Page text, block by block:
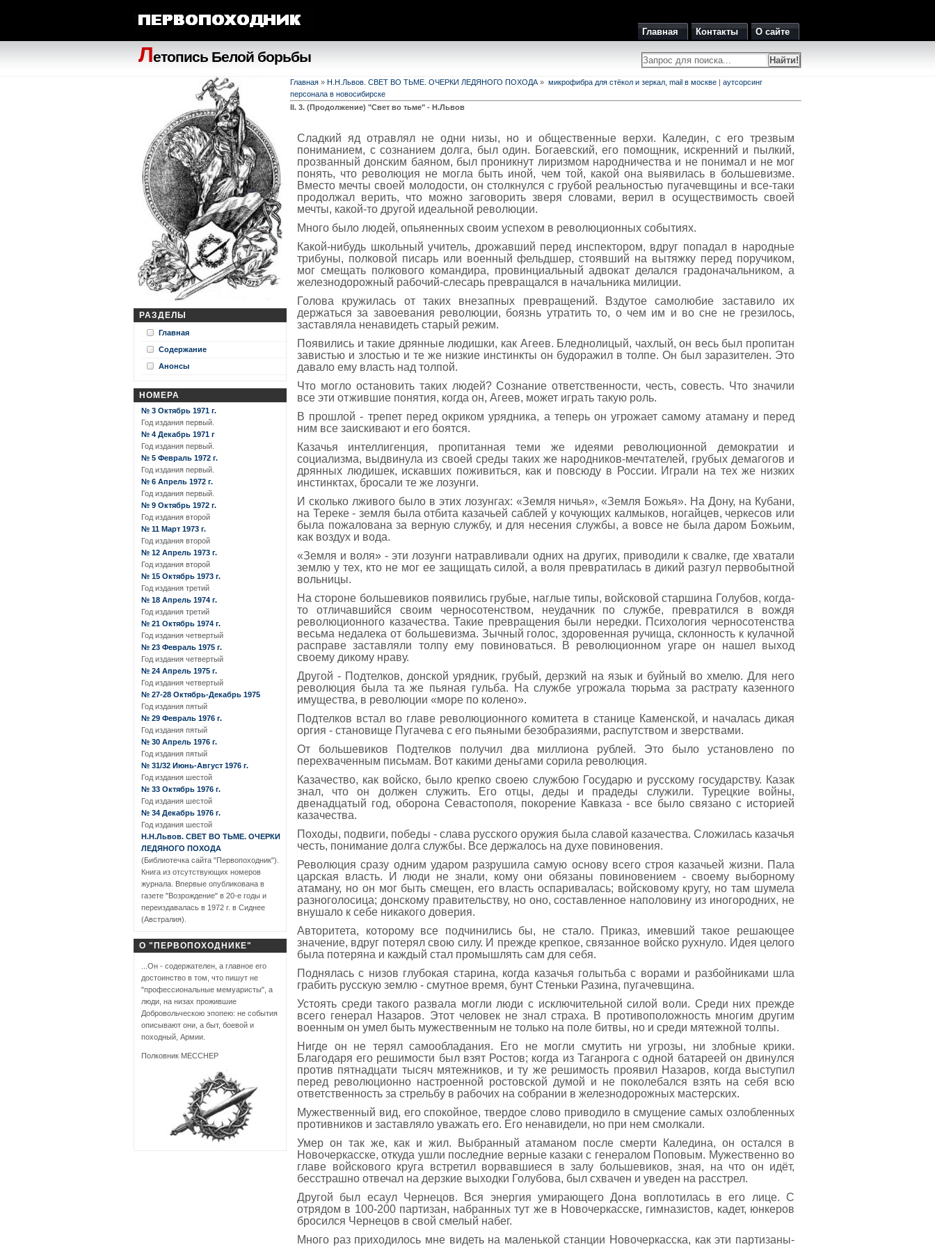
Главная Контакты О сайте
Летопись Белой борьбы
Главная » Н.Н.Львов. СВЕТ ВО ТЬМЕ. ОЧЕРКИ ЛЕДЯНОГО ПОХОДА » микрофибра для стёкол и зеркал, mail в москве | аутсорсинг
персонала в новосибирске
II. 3. (Продолжение) "Свет во тьме" - Н.Львов
Сладкий яд отравлял не одни низы, но и общественные верхи. Каледин, с его трезвым
пониманием, с сознанием долга, был один. Богаевский, его помощник, искренний и пылкий,
прозванный донским баяном, был проникнут лиризмом народничества и не понимал и не мог
понять, что революция не могла быть иной, чем той, какой она выявилась в большевизме.
Вместо мечты своей молодости, он столкнулся с грубой реальностью пугачевщины и все-таки
продолжал верить, что можно заговорить зверя словами, верил в осуществимость своей
мечты, какой-то другой идеальной революции.
Много было людей, опьяненных своим успехом в революционных событиях.
Какой-нибудь школьный учитель, дрожавший перед инспектором, вдруг попадал в народные
трибуны, полковой писарь или военный фельдшер, стоявший на вытяжку перед поручиком,
мог смещать полкового командира, провинциальный адвокат делался градоначальником, а
железнодорожный рабочий-слесарь превращался в начальника милиции.
Голова кружилась от таких внезапных превращений. Вздутое самолюбие заставило их
держаться за завоевания революции, боязнь утратить то, о чем им и во сне не грезилось,
заставляла ненавидеть старый режим.
Появились и такие дрянные людишки, как Агеев. Бледнолицый, чахлый, он весь был пропитан
завистью и злостью и те же низкие инстинкты он будоражил в толпе. Он был заразителен. Это
давало ему власть над толпой.
Что могло остановить таких людей? Сознание ответственности, честь, совесть. Что значили
все эти отжившие понятия, когда он, Агеев, может играть такую роль.
В прошлой - трепет перед окриком урядника, а теперь он угрожает самому атаману и перед
ним все заискивают и его боятся.
Казачья интеллигенция, пропитанная теми же идеями революционной демократии и
социализма, выдвинула из своей среды таких же народников-мечтателей, грубых демагогов и
дрянных людишек, искавших поживиться, как и повсюду в России. Играли на тех же низких
инстинктах, бросали те же лозунги.
И сколько лживого было в этих лозунгах: «Земля ничья», «Земля Божья». На Дону, на Кубани,
на Тереке - земля была отбита казачьей саблей у кочующих калмыков, ногайцев, черкесов или
была пожалована за верную службу, и для несения службы, а вовсе не была даром Божьим,
как воздух и вода.
«Земля и воля» - эти лозунги натравливали одних на других, приводили к свалке, где хватали
землю у тех, кто не мог ее защищать силой, а воля превратилась в дикий разгул первобытной
вольницы.
На стороне большевиков появились грубые, наглые типы, войсковой старшина Голубов, когда-
то отличавшийся своим черносотенством, неудачник по службе, превратился в вождя
революционного казачества. Такие превращения были нередки. Психология черносотенства
весьма недалека от большевизма. Зычный голос, здоровенная ручища, склонность к кулачной
расправе заставляли толпу ему повиноваться. В революционном угаре он нашел выход
своему дикому нраву.
Другой - Подтелков, донской урядник, грубый, дерзкий на язык и буйный во хмелю. Для него
революция была та же пьяная гульба. На службе угрожала тюрьма за растрату казенного
имущества, в революции «море по колено».
Подтелков встал во главе революционного комитета в станице Каменской, и началась дикая
оргия - становище Пугачева с его пьяными безобразиями, распутством и зверствами.
От большевиков Подтелков получил два миллиона рублей. Это было установлено по
перехваченным письмам. Вот какими деньгами сорила революция.
Казачество, как войско, было крепко своею службою Государю и русскому государству. Казак
знал, что он должен служить. Его отцы, деды и прадеды служили. Турецкие войны,
двенадцатый год, оборона Севастополя, покорение Кавказа - все было связано с историей
казачества.
Походы, подвиги, победы - слава русского оружия была славой казачества. Сложилась казачья
честь, понимание долга службы. Все держалось на духе повиновения.
Революция сразу одним ударом разрушила самую основу всего строя казачьей жизни. Пала
царская власть. И люди не знали, кому они обязаны повиновением - своему выборному
атаману, но он мог быть смещен, его власть оспаривалась; войсковому кругу, но там шумела
разноголосица; донскому правительству, но оно, составленное наполовину из иногородних, не
внушало к себе никакого доверия.
Авторитета, которому все подчинились бы, не стало. Приказ, имевший такое решающее
значение, вдруг потерял свою силу. И прежде крепкое, связанное войско рухнуло. Идея целого
была потеряна и каждый стал промышлять сам для себя.
Поднялась с низов глубокая старина, когда казачья голытьба с ворами и разбойниками шла
грабить русскую землю - смутное время, бунт Стеньки Разина, пугачевщина.
Устоять среди такого развала могли люди с исключительной силой воли. Среди них прежде
всего генерал Назаров. Этот человек не знал страха. В противоположность многим другим
военным он умел быть мужественным не только на поле битвы, но и среди мятежной толпы.
Нигде он не терял самообладания. Его не могли смутить ни угрозы, ни злобные крики.
Благодаря его решимости был взят Ростов; когда из Таганрога с одной батареей он двинулся
против пятнадцати тысяч мятежников, и ту же решимость проявил Назаров, когда выступил
перед революционно настроенной ростовской думой и не поколебался взять на себя всю
ответственность за стрельбу в рабочих на собрании в железнодорожных мастерских.
Мужественный вид, его спокойное, твердое слово приводило в смущение самых озлобленных
противников и заставляло уважать его. Его ненавидели, но при нем смолкали.
Умер он так же, как и жил. Выбранный атаманом после смерти Каледина, он остался в
Новочеркасске, откуда ушли последние верные казаки с генералом Поповым. Мужественно во
главе войскового круга встретил ворвавшиеся в залу большевиков, зная, на что он идёт,
бесстрашно отвечал на дерзкие выходки Голубова, был схвачен и уведен на расстрел.
Другой был есаул Чернецов. Вся энергия умирающего Дона воплотилась в его лице. С
отрядом в 100-200 партизан, набранных тут же в Новочеркасске, гимназистов, кадет, юнкеров
бросился Чернецов в свой смелый набег.
Много раз приходилось мне видеть на маленькой станции Новочеркасска, как эти партизаны-
РАЗДЕЛЫ
Главная
Содержание
Анонсы
НОМЕРА
№ 3 Октябрь 1971 г.
Год издания первый.
№ 4 Декабрь 1971 г
Год издания первый.
№ 5 Февраль 1972 г.
Год издания первый.
№ 6 Апрель 1972 г.
Год издания первый.
№ 9 Октябрь 1972 г.
Год издания второй
№ 11 Март 1973 г.
Год издания второй
№ 12 Апрель 1973 г.
Год издания второй
№ 15 Октябрь 1973 г.
Год издания третий
№ 18 Апрель 1974 г.
Год издания третий
№ 21 Октябрь 1974 г.
Год издания четвертый
№ 23 Февраль 1975 г.
Год издания четвертый
№ 24 Апрель 1975 г.
Год издания четвертый
№ 27-28 Октябрь-Декабрь 1975
Год издания пятый
№ 29 Февраль 1976 г.
Год издания пятый
№ 30 Апрель 1976 г.
Год издания пятый
№ 31/32 Июнь-Август 1976 г.
Год издания шестой
№ 33 Октябрь 1976 г.
Год издания шестой
№ 34 Декабрь 1976 г.
Год издания шестой
Н.Н.Львов. СВЕТ ВО ТЬМЕ. ОЧЕРКИ
ЛЕДЯНОГО ПОХОДА
(Библиотечка сайта "Первопоходник").
Книга из отсутствующих номеров
журнала. Впервые опубликована в
газете "Возрождение" в 20-е годы и
переиздавалась в 1972 г. в Сиднее
(Австралия).
О "ПЕРВОПОХОДНИКЕ"
...Он - содержателен, а главное его
достоинство в том, что пишут не
"профессиональные мемуаристы", а
люди, на низах прожившие
Добровольческою эпопею: не события
описывают они, а быт, боевой и
походный, Армии.
Полковник МЕССНЕР